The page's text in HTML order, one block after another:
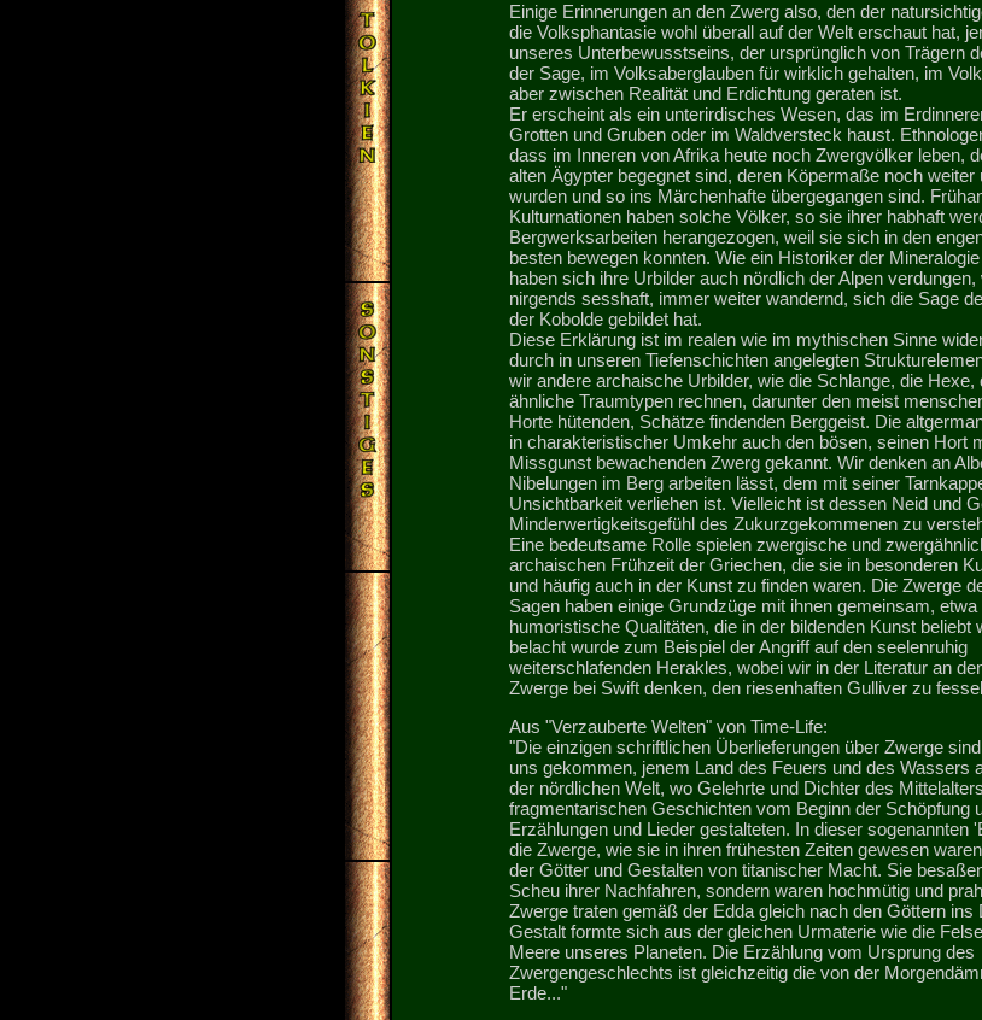
Einige Erinnerungen an den Zwerg also, den der
die Volksphantasie wohl überall auf der Welt erschaut hat,
unseres Unterbewusstseins, der ursprünglich von Trägern
der Sage, im Volksaberglauben für wirklich gehalten, im
aber zwischen Realität und Erdichtung geraten ist.
Er erscheint als ein unterirdisches Wesen, das im
Grotten und Gruben oder im Waldversteck haust.
dass im Inneren von Afrika heute noch Zwergvölker leben,
alten Ägypter begegnet sind, deren Köpermaße noch weiter
wurden und so ins Märchenhafte übergegangen sind.
Kulturnationen haben solche Völker, so sie ihrer habhaft
Bergwerksarbeiten herangezogen, weil sie sich in den
besten bewegen konnten. Wie ein Historiker der
haben sich ihre Urbilder auch nördlich der Alpen verdungen,
nirgends sesshaft, immer weiter wandernd, sich die Sage
der Kobolde gebildet hat.
Diese Erklärung ist im realen wie im mythischen Sinne
durch in unseren Tiefenschichten angelegten
wir andere archaische Urbilder, wie die Schlange, die Hexe,
ähnliche Traumtypen rechnen, darunter den meist
Horte hütenden, Schätze findenden Berggeist. Die
in charakteristischer Umkehr auch den bösen, seinen Hort
Missgunst bewachenden Zwerg gekannt. Wir denken an
Nibelungen im Berg arbeiten lässt, dem mit seiner
Unsichtbarkeit verliehen ist. Vielleicht ist dessen Neid und
Minderwertigkeitsgefühl des Zukurzgekommenen zu
Eine bedeutsame Rolle spielen zwergische und
archaischen Frühzeit der Griechen, die sie in besonderen
und häufig auch in der Kunst zu finden waren. Die Zwerge
Sagen haben einige Grundzüge mit ihnen gemeinsam, etwa
humoristische Qualitäten, die in der bildenden Kunst beliebt
belacht wurde zum Beispiel der Angriff auf den seelenruhig
weiterschlafenden Herakles, wobei wir in der Literatur an
Zwerge bei Swift denken, den riesenhaften Gulliver zu
Aus "Verzauberte Welten" von Time-Life:
"Die einzigen schriftlichen Überlieferungen über Zwerge
uns gekommen, jenem Land des Feuers und des Wassers
der nördlichen Welt, wo Gelehrte und Dichter des
fragmentarischen Geschichten vom Beginn der Schöpfung
Erzählungen und Lieder gestalteten. In dieser sogenannten
die Zwerge, wie sie in ihren frühesten Zeiten gewesen
der Götter und Gestalten von titanischer Macht. Sie
Scheu ihrer Nachfahren, sondern waren hochmütig und
Zwerge traten gemäß der Edda gleich nach den Göttern ins
Gestalt formte sich aus der gleichen Urmaterie wie die
Meere unseres Planeten. Die Erzählung vom Ursprung des
Zwergengeschlechts ist gleichzeitig die von der
Erde..."